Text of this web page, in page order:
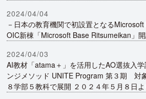
2024/04/04
－日本の教育機関で初設置となる
OIC新棟「Microsoft Base Ritsumeikan」
2024/04/03
AI教材「atama＋」を活用したAO選抜入
ンジメソッド UNITE Program 第３期 対
８学部５教科で展開 ２０２４年５月８日